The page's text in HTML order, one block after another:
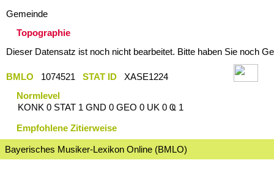
Gemeinde
Topographie
Dieser Datensatz ist noch nicht bearbeitet. Bitte haben Sie noch
BMLO 1074521 STAT ID
XASE1224
Normlevel
KONK 0 STAT 1 GND 0 GEO 0 UK 0 Ҩ 1
Empfohlene Zitierweise
Bayerisches Musiker-Lexikon Online (BMLO)